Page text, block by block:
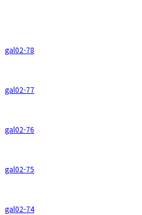
gal02-78
gal02-77
gal02-76
gal02-75
gal02-74